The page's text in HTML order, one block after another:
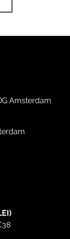
Amsterdam